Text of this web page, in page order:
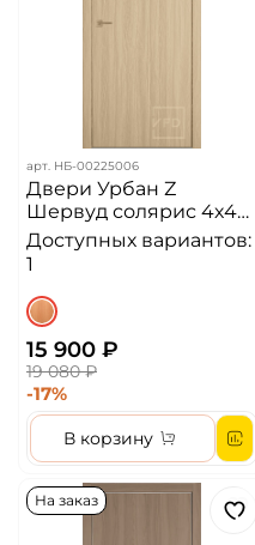
арт. НБ-00225006
Двери Урбан Z
Шервуд солярис 4х4
ЗК Алюминиевая
кромка ДГ
Доступных вариантов:
1
15 900 ₽
19 080 ₽
-17%
В корзину
На заказ